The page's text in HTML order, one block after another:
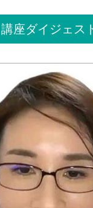
講座ダイジェス